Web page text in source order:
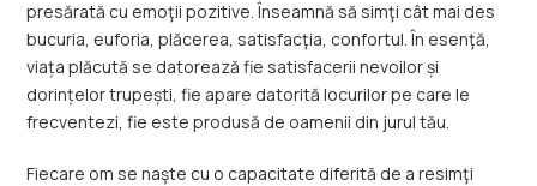
presărată cu emoţii pozitive. Înseamnă să simţi cât mai des
bucuria, euforia, plăcerea, satisfacţia, confortul. În esenţă,
viața plăcută se datorează fie satisfacerii nevoilor și
dorințelor trupești, fie apare datorită locurilor pe care le
frecventezi, fie este produsă de oamenii din jurul tău.
Fiecare om se naşte cu o capacitate diferită de a resimţi